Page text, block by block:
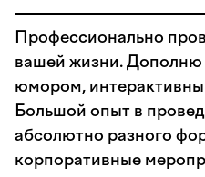
Профессионально
вашей жизни.
юмором,
Большой опыт в
абсолютно разного
корпоративные